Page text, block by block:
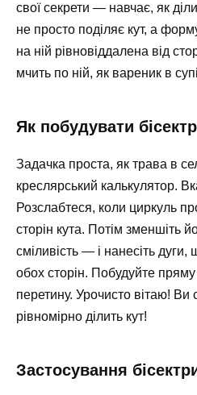
свої секрети — навчає, як
не просто поділяє кут, а
на ній рівновіддалена від
мчить по ній, як вареник в
Як побудувати
Задачка проста, як трава в
креслярський калькулятор.
Розслабтеся, коли циркуль
сторін кута. Потім зменшіть
сміливість — і нанесіть
обох сторін. Побудуйте
перетину. Урочисто вітаю! Ви
рівномірно ділить кут!
Застосування